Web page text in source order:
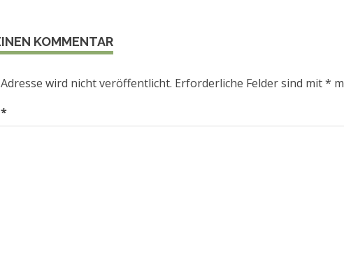
KOMMENTAR
wird nicht veröffentlicht. Erforderliche Felder sind mit*
*